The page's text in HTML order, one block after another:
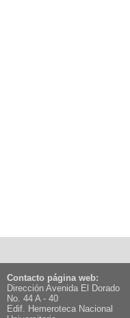
Contacto página web:
Dirección Avenida El Dorado
No. 44 A - 40
Edif. Hemeroteca Nacional